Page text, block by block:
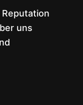
Reputation
uns